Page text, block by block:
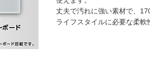
丈夫で汚れに強い素材で、
ライフスタイルに必要な柔軟